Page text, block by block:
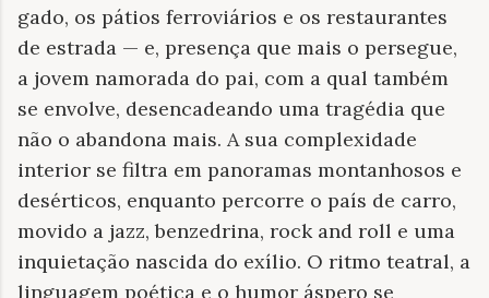
gado, os pátios ferroviários e os restaurantes
de estrada — e, presença que mais o persegue,
a jovem namorada do pai, com a qual também
se envolve, desencadeando uma tragédia que
não o abandona mais. A sua complexidade
interior se filtra em panoramas montanhosos e
desérticos, enquanto percorre o país de carro,
movido a jazz, benzedrina, rock and roll e uma
inquietação nascida do exílio. O ritmo teatral, a
linguagem poética e o humor áspero se